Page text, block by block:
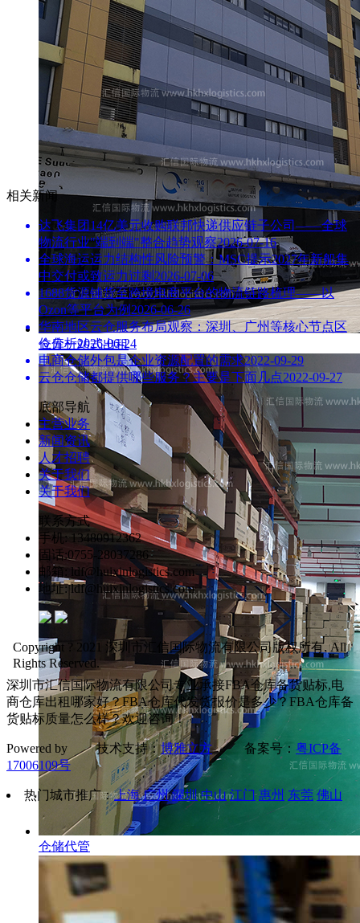
仓库一站式出租
仓储代管
相关新闻
达飞集团14亿美元收购联邦快递供应链子公司——全球
物流行业"端到端"整合趋势观察2026-07-16
全球海运运力结构性风险预警：MSC提示2027年新船集
中交付或致运力过剩 2026-07-06
1688货源铺货至跨境电商平台的物流链路梳理——以
Ozon等平台为例2026-06-26
华南地区云仓服务布局观察：深圳、广州等核心节点区
位分析2026-06-24
电商仓储外包是企业资源配置的需求2022-09-29
云仓仓储都提供哪些服务？主要是下面几点2022-09-27
底部导航
主营业务
新闻资讯
人才招聘
关于我们
关于我们
联系方式
手机: 13480912362
固话:0755-28037286
邮箱: ldf@huixinlogistics.com
地址: ldf@huixinlogistics.com
Copyright ? 2021 深圳市汇信国际物流有限公司版权所有. All
Rights Reserved.
深圳市汇信国际物流有限公司专业承接FBA仓库备货贴标,电
商仓库出租哪家好？FBA仓库代发货报价是多少？FBA仓库备
货贴标质量怎么样？欢迎咨询！
Powered by 技术支持：博雅立方备案号： 粤ICP备
17006109号
热门城市推广：上海 广州 深圳 中山 江门 惠州 东莞 佛山